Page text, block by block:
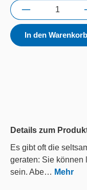
Anzahl
In den Warenkorb
Details zum
Es gibt oft die
geraten: Sie können
sein. Abe… Mehr